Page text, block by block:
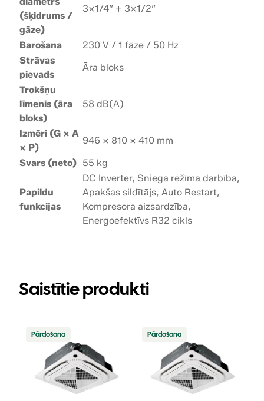
(šķidrums /
gāze)
3×1/4″ + 3×1/2″
Barošana
230 V / 1 fāze / 50 Hz
Strāvas
pievads
Āra bloks
Trokšņu
līmenis (āra
bloks)
58 dB(A)
Izmēri (G × A
× P)
946 × 810 × 410 mm
Svars (neto) 55 kg
Papildu
funkcijas
DC Inverter, Sniega režīma darbība,
Apakšas sildītājs, Auto Restart,
Kompresora aizsardzība,
Energoefektīvs R32 cikls
Saistītie produkti
PārdošanaPrecei
ir
atlaide
PārdošanaPrecei
ir
atlaide